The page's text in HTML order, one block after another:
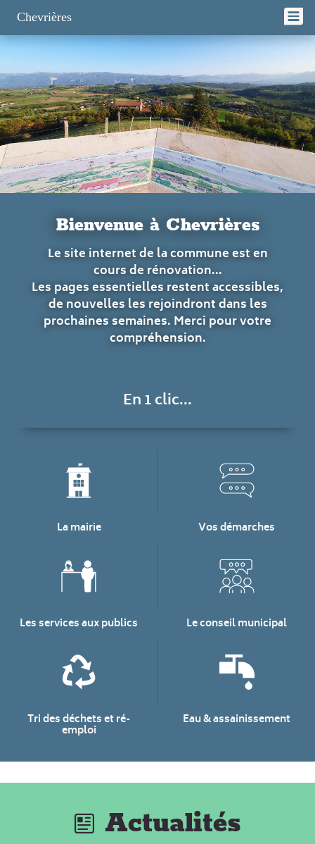
Chevrières
Bienvenue à Chevrières
Le site internet de la commune est en
cours de rénovation...
Les pages essentielles restent accessibles,
de nouvelles les rejoindront dans les
prochaines semaines. Merci pour votre
compréhension.
En 1 clic...
La mairie Vos démarches
Les services aux publics Le conseil municipal
Tri des déchets et ré-
emploi
Eau & assainissement
Actualités